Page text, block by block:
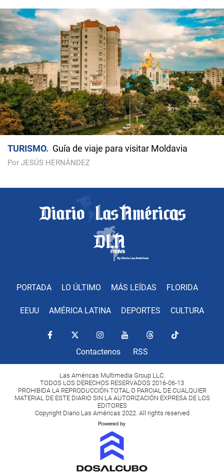
TURISMO Guía de viaje para visitar Moldavia
Por JESÚS HERNÁNDEZ
PORTADA LO ÚLTIMO MÁS LEÍDAS FLORIDA
EEUU AMÉRICA LATINA DEPORTES CULTURA
Contactenos RSS
Las Américas Multimedia Group LLC.
TODOS LOS DERECHOS RESERVADOS 2016-06-13
PROHIBIDA LA REPRODUCCIÓN TOTAL O PARCIAL DE CUALQUIER
MATERIAL DE ESTE DIARIO SIN LA AUTORIZACIÓN EXPRESA DE LOS
EDITORES
Copyright Diario Las Américas 2022. All rights reserved